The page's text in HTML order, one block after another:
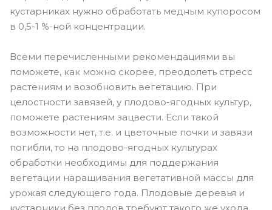
кустарниках нужно обработать медным купоросом
в 0,5-1 %-ной концентрации.
Всеми перечисленными рекомендациями вы
поможете, как можно скорее, преодолеть стресс
растениям и возобновить вегетацию. При
целостности завязей, у плодово-ягодных культур,
поможете растениям зацвести. Если такой
возможности нет, т.е. и цветочные почки и завязи
погибли, то на плодово-ягодных культурах
обработки необходимы для поддержания
вегетации наращивания вегетативной массы для
урожая следующего года. Плодовые деревья и